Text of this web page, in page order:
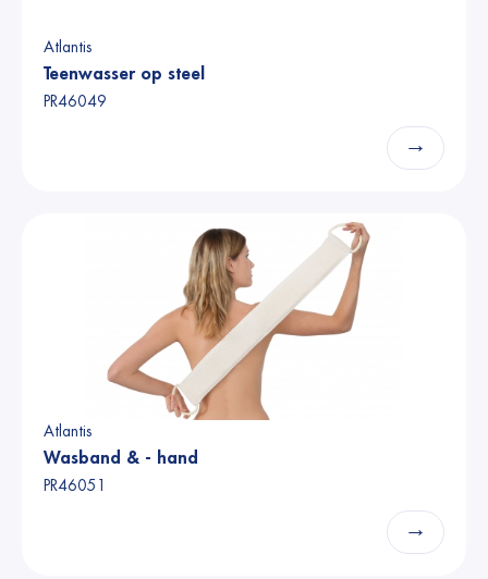
Atlantis
Teenwasser op steel
PR46049
→
Atlantis
Wasband & - hand
PR46051
→